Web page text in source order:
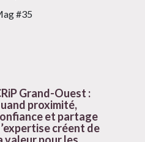
#35
Grand-Ouest :
proximité,
et partage
créent de